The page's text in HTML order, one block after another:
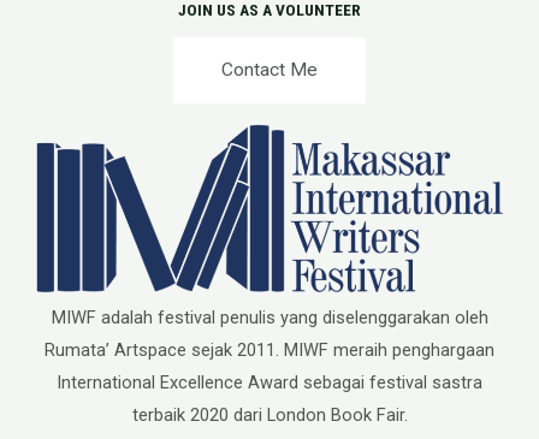
JOIN US AS A VOLUNTEER
Contact Me
MIWF adalah festival penulis yang diselenggarakan oleh
Rumata’ Artspace sejak 2011. MIWF meraih penghargaan
International Excellence Award sebagai festival sastra
terbaik 2020 dari London Book Fair.